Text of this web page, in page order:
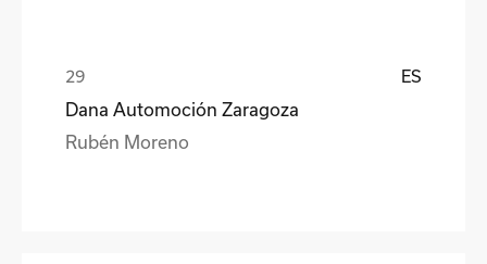
ES
Dana Automoción Zaragoza
Rubén Moreno